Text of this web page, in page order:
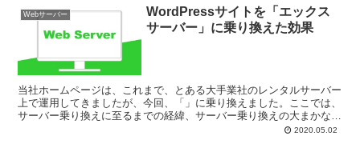
Webサーバー
WordPressサイトを「エックス
サーバー」に乗り換えた効果
当社ホームページは、これまで、とある大手業社のレンタルサーバー
上で運用してきましたが、今回、「」に乗り換えました。ここでは、
サーバー乗り換えに至るまでの経緯、サーバー乗り換えの大まかな手
順、サーバー乗り換えの効果について書いていきます。サー...2020.05.02